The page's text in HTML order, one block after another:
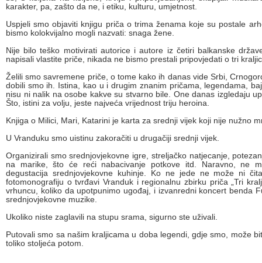
karakter, pa, zašto da ne, i etiku, kulturu, umjetnost.
Uspjeli smo objaviti knjigu priča o trima ženama koje su postale
bismo kolokvijalno mogli nazvati: snaga žene.
Nije bilo teško motivirati autorice i autore iz četiri balkanske
napisali vlastite priče, nikada ne bismo prestali pripovjedati o tri
Želili smo savremene priče, o tome kako ih danas vide Srbi,
dobili smo ih. Istina, kao u i drugim znanim pričama, legendama,
nisu ni nalik na osobe kakve su stvarno bile. One danas izgledaju
Što, istini za volju, jeste najveća vrijednost triju heroina.
Knjiga o Milici, Mari, Katarini je karta za srednji vijek koji nije nužno
U Vranduku smo uistinu zakoračiti u drugačiji srednji vijek.
Organizirali smo srednjovjekovne igre, streljačko natjecanje,
na marike, što će reći nabacivanje potkove itd. Naravno, ne
degustacija srednjovjekovne kuhinje. Ko ne jede ne može ni
fotomonografiju o tvrđavi Vranduk i regionalnu zbirku priča „Tri
vrhuncu, koliko da upotpunimo ugođaj, i izvanredni koncert benda
srednjovjekovne muzike.
Ukoliko niste zaglavili na stupu srama, sigurno ste uživali.
Putovali smo sa našim kraljicama u doba legendi, gdje smo, može
toliko stoljeća potom.